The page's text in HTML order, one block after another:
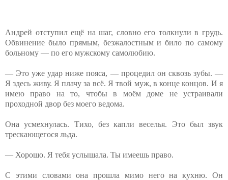
Андрей отступил ещё на шаг, словно его толкнули в грудь.
Обвинение было прямым, безжалостным и било по самому
больному — по его мужскому самолюбию.
— Это уже удар ниже пояса, — процедил он сквозь зубы. —
Я здесь живу. Я плачу за всё. Я твой муж, в конце концов. И я
имею право на то, чтобы в моём доме не устраивали
проходной двор без моего ведома.
Она усмехнулась. Тихо, без капли веселья. Это был звук
трескающегося льда.
— Хорошо. Я тебя услышала. Ты имеешь право.
С этими словами она прошла мимо него на кухню. Он